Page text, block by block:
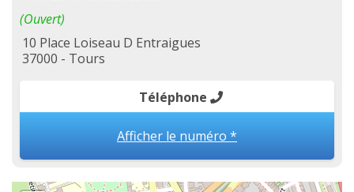
(Ouvert)
10 Place Loiseau D Entraigues
37000 - Tours
Téléphone
Afficher le numéro *